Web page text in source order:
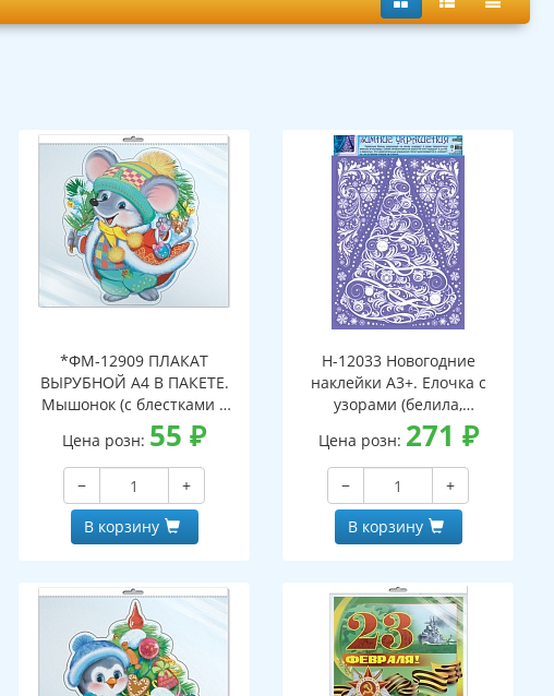
*ФМ-12909 ПЛАКАТ
ВЫРУБНОЙ А4 В ПАКЕТЕ.
Мышонок (с блестками в
индивидуальной упаковке
с европодвесом и клеевым
клапаном)
Цена розн: 55₽
−
+
В корзину
Н-12033 Новогодние
наклейки А3+. Елочка с
узорами (белила,
многоразовые, видны с
обеих сторон)
Цена розн: 271 ₽
−
+
В корзину